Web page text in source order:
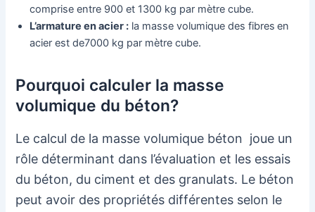
comprise entre 900 et 1300 kg par mètre cube.
L’armature en acier : la masse volumique des fibres en
acier est de7000 kg par mètre cube.
Pourquoi calculer la masse
volumique du béton?
Le calcul de la masse volumique béton joue un
rôle déterminant dans l’évaluation et les essais
du béton, du ciment et des granulats. Le béton
peut avoir des propriétés différentes selon le